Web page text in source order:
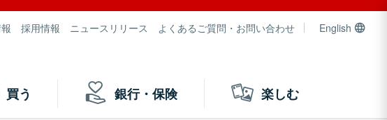
採用情報 ニュースリリース よくあるご質問・お問い合わせ English
買う 銀行・保険 楽しむ